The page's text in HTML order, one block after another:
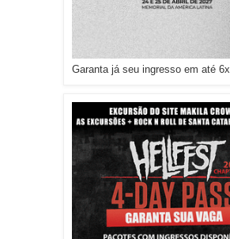
Garanta já seu ingresso em até 6x